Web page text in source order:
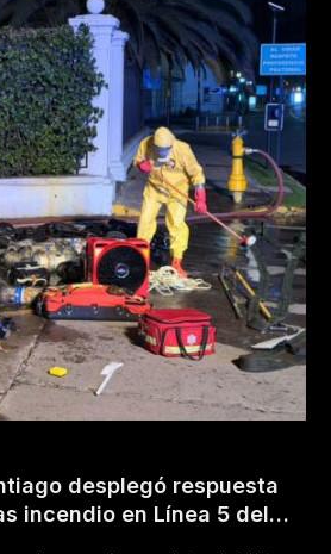
desplegó respuesta
incendio en Línea 5 del